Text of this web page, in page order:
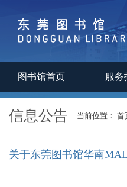
图书馆首页 服务
信息公告 当前位置： 首
关于东莞图书馆华南